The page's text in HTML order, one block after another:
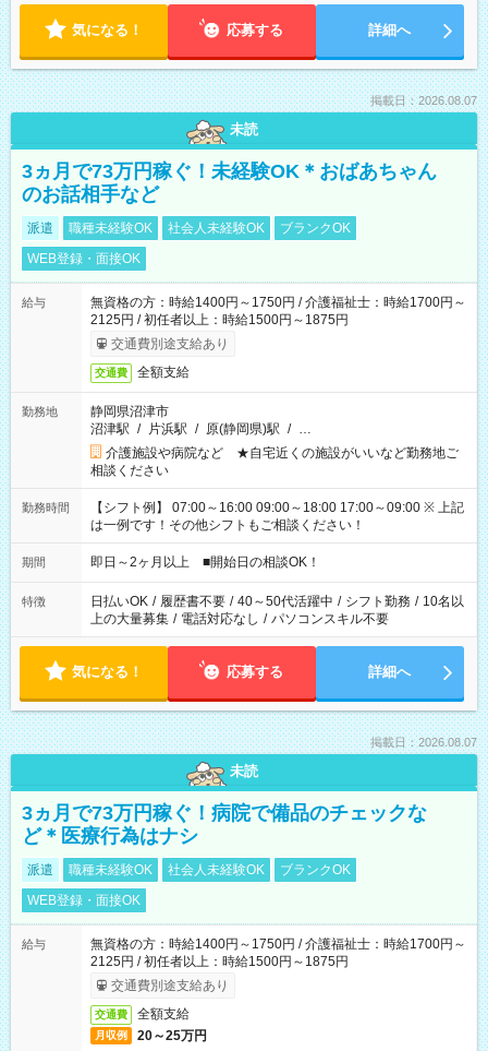
気になる！ 応募する 詳細へ
掲載日：2026.08.07
未読
3ヵ月で73万円稼ぐ！未経験OK＊おばあちゃん
のお話相手など
派遣 職種未経験OK 社会人未経験OK
ブランクOK
WEB登録・面接OK
給与
無資格の方：時給1400円～1750円 / 介護福祉士：時給1700円～
2125円 / 初任者以上：時給1500円～1875円
交通費別途支給あり
交通費 全額支給
勤務地
静岡県沼津市
沼津駅 / 片浜駅 / 原(静岡県)駅 / …
介護施設や病院など ★自宅近くの施設がいいなど勤務地ご
相談ください
勤務時間
【シフト例】 07:00～16:00 09:00～18:00 17:00～09:00 ※ 上記
は一例です！その他シフトもご相談ください！
期間 即日～2ヶ月以上 ■開始日の相談OK！
特徴 日払いOK / 履歴書不要 / 40～50代活躍中 / シフト勤務 / 10名以
上の大量募集 / 電話対応なし / パソコンスキル不要
気になる！ 応募する 詳細へ
掲載日：2026.08.07
未読
3ヵ月で73万円稼ぐ！病院で備品のチェックな
ど＊医療行為はナシ
派遣 職種未経験OK 社会人未経験OK
ブランクOK
WEB登録・面接OK
給与
無資格の方：時給1400円～1750円 / 介護福祉士：時給1700円～
2125円 / 初任者以上：時給1500円～1875円
交通費別途支給あり
交通費 全額支給
月収例 20～25万円